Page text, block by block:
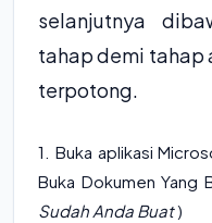
selanjutnya
tahap demi tahap
terpotong.
1. Buka aplikasi
Buka Dokumen Yang
Sudah Anda Buat)